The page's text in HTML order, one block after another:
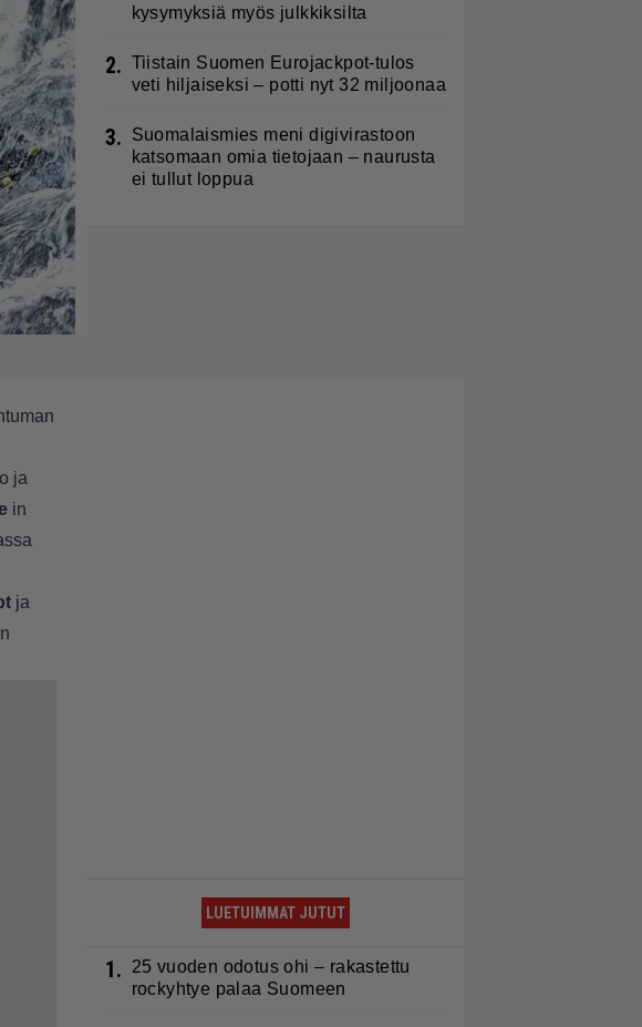
kysymyksiä myös julkkiksilta
2. Tiistain Suomen Eurojackpot-tulos
veti hiljaiseksi – potti nyt 32 miljoonaa
3.
Suomalaismies meni digivirastoon
katsomaan omia tietojaan – naurusta
ei tullut loppua
ja
in
ja
LUETUIMMAT JUTUT
1.
25 vuoden odotus ohi – rakastettu
rockyhtye palaa Suomeen